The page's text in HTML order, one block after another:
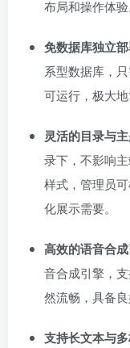
布局和操作体验
免数据库独立
系型数据库，
可运行，极大
灵活的目录与
录下，不影响
样式，管理员
化展示需要。
高效的语音合
音合成引擎，
然流畅，具备良
支持长文本与